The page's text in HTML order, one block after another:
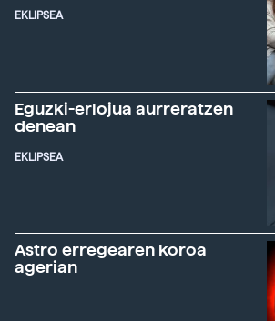
EKLIPSEA
Eguzki-erlojua aurreratzen
denean
EKLIPSEA
Astro erregearen koroa
agerian